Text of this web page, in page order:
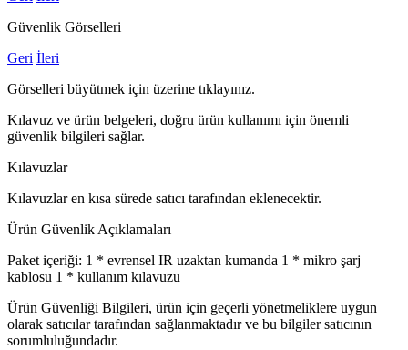
Güvenlik Görselleri
Geri İleri
Görselleri büyütmek için üzerine tıklayınız.
Kılavuz ve ürün belgeleri, doğru ürün kullanımı için önemli
güvenlik bilgileri sağlar.
Kılavuzlar
Kılavuzlar en kısa sürede satıcı tarafından eklenecektir.
Ürün Güvenlik Açıklamaları
Paket içeriği: 1 * evrensel IR uzaktan kumanda 1 * mikro şarj
kablosu 1 * kullanım kılavuzu
Ürün Güvenliği Bilgileri, ürün için geçerli yönetmeliklere uygun
olarak satıcılar tarafından sağlanmaktadır ve bu bilgiler satıcının
sorumluluğundadır.